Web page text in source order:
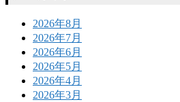
2026年8月
2026年7月
2026年6月
2026年5月
2026年4月
2026年3月